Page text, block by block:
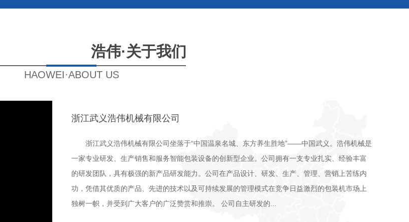
浩伟·关于我们
HAOWEI·ABOUT US
浙江武义浩伟机械有限公司
浙江武义浩伟机械有限公司坐落于“中国温泉名城、东方养生胜地”——中国武义。浩伟机械是
一家专业研发、生产销售和服务智能包装设备的创新型企业。公司拥有一支专业扎实、经验丰富
的研发团队，具有极强的新产品研发能力。公司在产品设计、研发、生产、管理、营销上苦练内
功，凭借其优质的产品、先进的技术以及可持续发展的管理模式在竞争日益激烈的包装机市场上
独树一帜，并受到广大客户的广泛赞赏和推崇。 公司自主研发的...